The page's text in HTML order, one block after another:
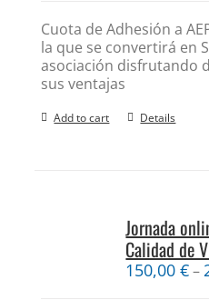
Cuota de Adhesión a
la que se convertirá en
asociación disfrutando
sus ventajas
Add to cart Details
Jornada
Calidad de
150,00€–